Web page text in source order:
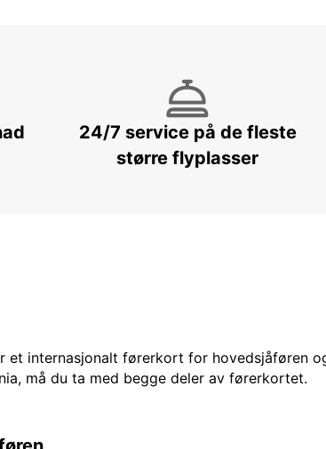
24/7 service på de fleste
større flyplasser
internasjonalt førerkort for hovedsjåføren
må du ta med begge deler av førerkortet.